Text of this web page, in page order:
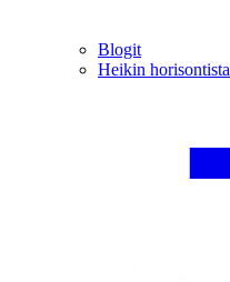
Blogit
Heikin horisontista